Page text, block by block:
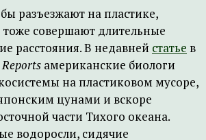
разъезжают на пластике,
совершают длительные
расстояния. В недавней статье в
американские биологи
на пластиковом мусоре,
цунами и вскоре
части Тихого океана.
водоросли, сидячие